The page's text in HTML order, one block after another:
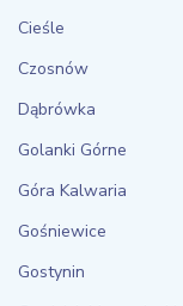
Cieśle
Czosnów
Dąbrówka
Golanki Górne
Góra Kalwaria
Gośniewice
Gostynin